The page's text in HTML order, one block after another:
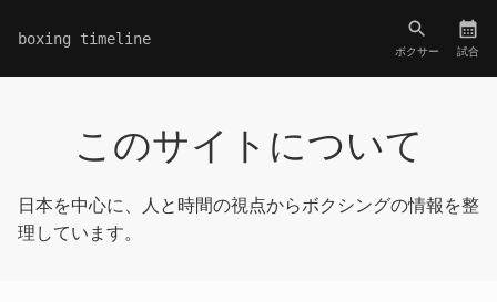
boxing timeline
ボクサー 試合
このサイトについて
日本を中心に、人と時間の視点からボクシングの情報を整
理しています。